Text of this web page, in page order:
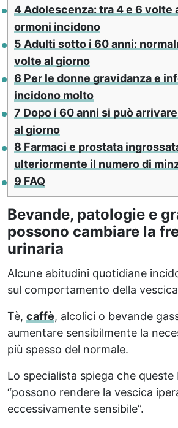
4 Adolescenza: tra 4 e 6 volte
ormoni incidono
5 Adulti sotto i 60 anni:
volte al giorno
6 Per le donne gravidanza e
incidono molto
7 Dopo i 60 anni si può
al giorno
8 Farmaci e prostata
ulteriormente il numero di
9 FAQ
Bevande, patologie e
possono cambiare la
urinaria
Alcune abitudini quotidiane
sul comportamento della
Tè, caffè, alcolici o bevande
aumentare sensibilmente la
più spesso del normale.
Lo specialista spiega che queste
“possono rendere la vescica
eccessivamente sensibile”.